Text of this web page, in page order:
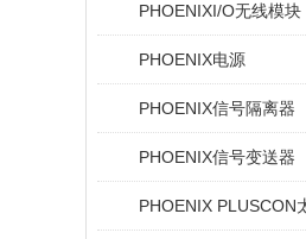
PHOENIXI/O无线模块
PHOENIX电源
PHOENIX信号隔离器
PHOENIX信号变送器